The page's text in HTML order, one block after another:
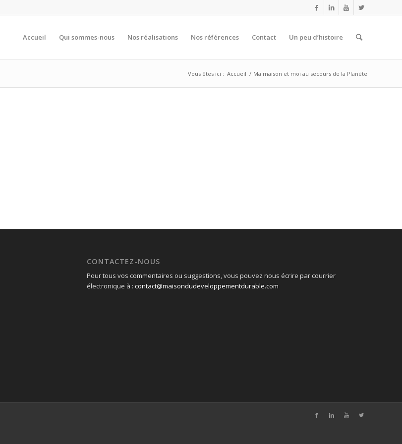
Accueil Qui sommes-nous Nos réalisations Nos références Contact Un peu d’histoire
Vous êtes ici : Accueil / Ma maison et moi au secours de la Planète
CONTACTEZ-NOUS
Pour tous vos commentaires ou suggestions, vous pouvez nous écrire par courrier
électronique à :contact@maisondudeveloppementdurable.com